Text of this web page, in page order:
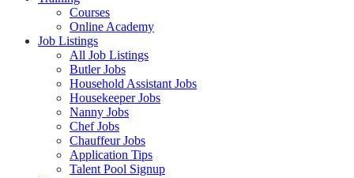
Courses
Online Academy
Job Listings
All Job Listings
Butler Jobs
Household Assistant Jobs
Housekeeper Jobs
Nanny Jobs
Chef Jobs
Chauffeur Jobs
Application Tips
Talent Pool Signup